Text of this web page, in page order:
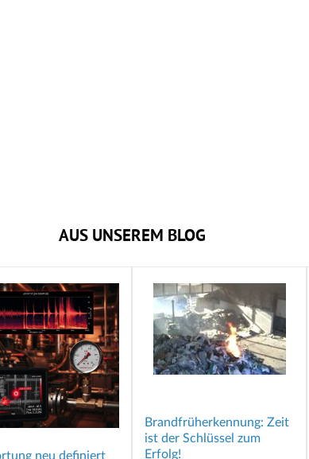
AUS UNSEREM BLOG
neu definiert
Brandfrüherkennung: Zeit
ist der Schlüssel zum
Erfolg!